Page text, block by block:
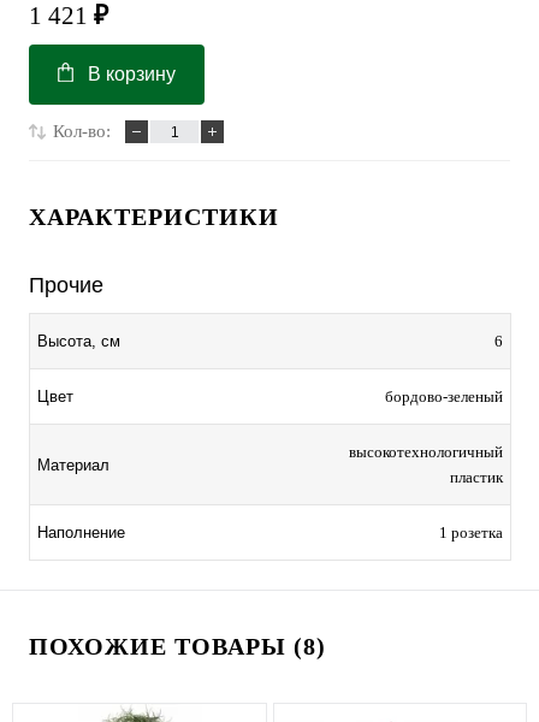
1 421 ₽
В корзину
Кол-во:
ХАРАКТЕРИСТИКИ
Прочие
Высота, см 6
Цвет бордово-зеленый
Материал
высокотехнологичный
пластик
Наполнение 1 розетка
ПОХОЖИЕ ТОВАРЫ (8)